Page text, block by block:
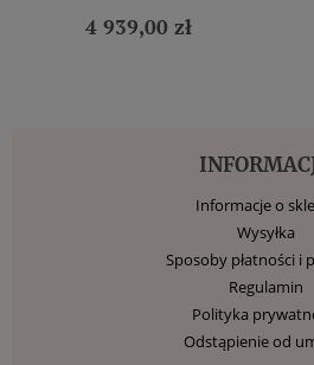
4 939,00 zł
Informacje o
Wysyłka
Sposoby płatności i
Regulamin
Polityka
Odstąpienie od